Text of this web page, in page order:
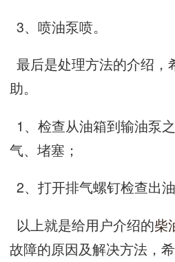
3、喷油泵喷。
最后是处理方法的介绍，
助。
1、检查从油箱到输油泵
气、堵塞；
2、打开排气螺钉检查出油
以上就是给用户介绍的柴
故障的原因及解决方法，